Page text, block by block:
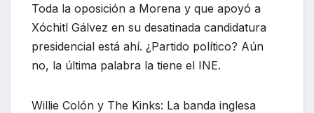
Toda la oposición a Morena y que apoyó a
Xóchitl Gálvez en su desatinada candidatura
presidencial está ahí. ¿Partido político? Aún
no, la última palabra la tiene el INE.
Willie Colón y The Kinks: La banda inglesa